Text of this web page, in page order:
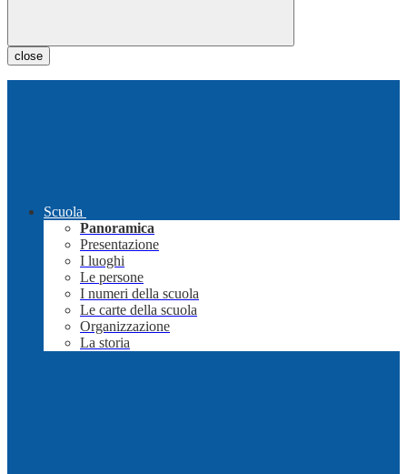
close
Scuola
Panoramica
Presentazione
I luoghi
Le persone
I numeri della scuola
Le carte della scuola
Organizzazione
La storia